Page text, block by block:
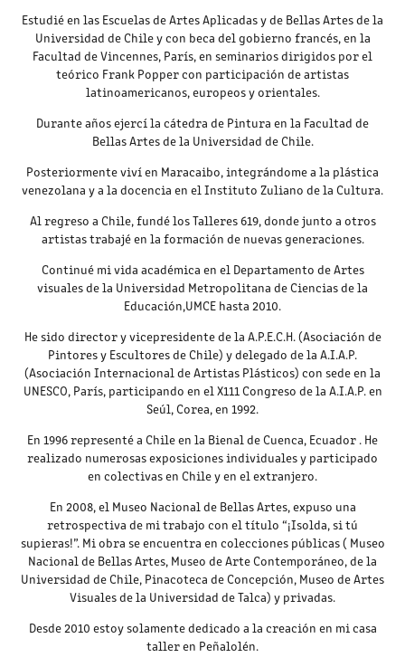
Estudié en las Escuelas de Artes Aplicadas y de Bellas Artes de la
Universidad de Chile y con beca del gobierno francés, en la
Facultad de Vincennes, París, en seminarios dirigidos por el
teórico Frank Popper con participación de artistas
latinoamericanos, europeos y orientales.
Durante años ejercí la cátedra de Pintura en la Facultad de
Bellas Artes de la Universidad de Chile.
Posteriormente viví en Maracaibo, integrándome a la plástica
venezolana y a la docencia en el Instituto Zuliano de la Cultura.
Al regreso a Chile, fundé los Talleres 619, donde junto a otros
artistas trabajé en la formación de nuevas generaciones.
Continué mi vida académica en el Departamento de Artes
visuales de la Universidad Metropolitana de Ciencias de la
Educación,UMCE hasta 2010.
He sido director y vicepresidente de la A.P.E.C.H. (Asociación de
Pintores y Escultores de Chile) y delegado de la A.I.A.P.
(Asociación Internacional de Artistas Plásticos) con sede en la
UNESCO, París, participando en el X111 Congreso de la A.I.A.P. en
Seúl, Corea, en 1992.
En 1996 representé a Chile en la Bienal de Cuenca, Ecuador . He
realizado numerosas exposiciones individuales y participado
en colectivas en Chile y en el extranjero.
En 2008, el Museo Nacional de Bellas Artes, expuso una
retrospectiva de mi trabajo con el título “¡Isolda, si tú
supieras!”. Mi obra se encuentra en colecciones públicas ( Museo
Nacional de Bellas Artes, Museo de Arte Contemporáneo, de la
Universidad de Chile, Pinacoteca de Concepción, Museo de Artes
Visuales de la Universidad de Talca) y privadas.
Desde 2010 estoy solamente dedicado a la creación en mi casa
taller en Peñalolén.